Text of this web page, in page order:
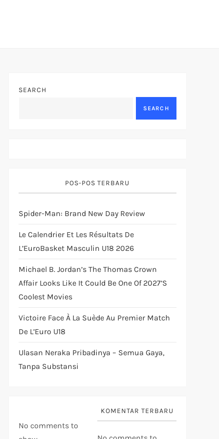
SEARCH
SEARCH
POS-POS TERBARU
Spider-Man: Brand New Day Review
Le Calendrier Et Les Résultats De
L’EuroBasket Masculin U18 2026
Michael B. Jordan’s The Thomas Crown
Affair Looks Like It Could Be One Of 2027’s
Coolest Movies
Victoire Face À La Suède Au Premier Match
De L’Euro U18
Ulasan Neraka Pribadinya – Semua Gaya,
Tanpa Substansi
No comments to
KOMENTAR TERBARU